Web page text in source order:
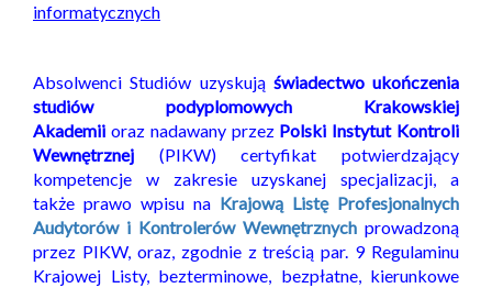
informatycznych
Absolwenci Studiów uzyskują świadectwo ukończenia
studiów podyplomowych Krakowskiej
Akademii oraz nadawany przez Polski Instytut Kontroli
Wewnętrznej (PIKW) certyfikat potwierdzający
kompetencje w zakresie uzyskanej specjalizacji, a
także prawo wpisu na Krajową Listę Profesjonalnych
Audytorów i Kontrolerów Wewnętrznych prowadzoną
przez PIKW, oraz, zgodnie z treścią par. 9 Regulaminu
Krajowej Listy, bezterminowe, bezpłatne, kierunkowe